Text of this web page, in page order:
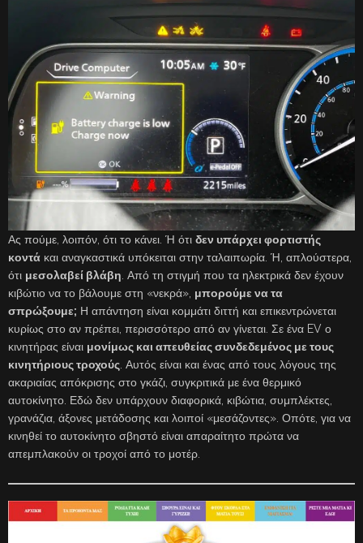
Ας πούμε, λοιπόν, ότι το κάνει. Ή ότι δεν υπάρχει φορτιστής
κοντά και αναγκαστικά υπόκειται στην ταλαιπωρία. Ή, απλούστερα,
ότι μεσολαβεί βλάβη . Από τη στιγμή που τα ηλεκτρικά δεν έχουν
κιβώτιο να το βάλουμε στη «νεκρά», μπορούμε να τα
σπρώξουμε; Η απάντηση είναι κομμάτι διττή και επικεντρώνεται
κυρίως στο αν πρέπει, περισσότερο από αν γίνεται. Σε ένα EV ο
κινητήρας είναι μονίμως και απευθείας συνδεδεμένος με τους
κινητήριους τροχούς . Αυτός είναι και ένας από τους λόγους της
ακαριαίας απόκρισης στο γκάζι, συγκριτικά με ένα θερμικό
αυτοκίνητο. Εδώ δεν υπάρχουν διαφορικά, κιβώτια, συμπλέκτες,
γρανάζια, άξονες μετάδοσης και λοιποί «μεσάζοντες». Οπότε, για να
κινηθεί το αυτοκίνητο σβηστό είναι απαραίτητο πρώτα να
απεμπλακούν οι τροχοί από το μοτέρ.